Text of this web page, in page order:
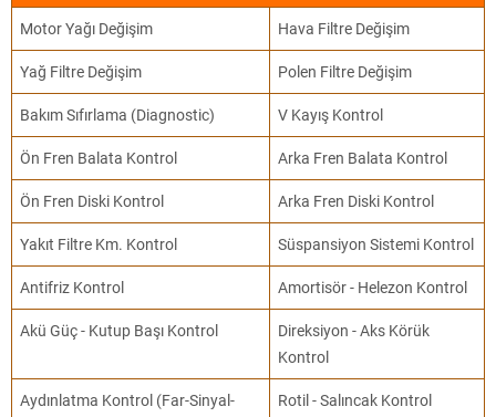
Motor Yağı Değişim Hava Filtre Değişim
Yağ Filtre Değişim Polen Filtre Değişim
Bakım Sıfırlama (Diagnostic) V Kayış Kontrol
Ön Fren Balata Kontrol Arka Fren Balata Kontrol
Ön Fren Diski Kontrol Arka Fren Diski Kontrol
Yakıt Filtre Km. Kontrol Süspansiyon Sistemi Kontrol
Antifriz Kontrol Amortisör - Helezon Kontrol
Akü Güç - Kutup Başı Kontrol
Direksiyon - Aks Körük
Kontrol
Aydınlatma Kontrol (Far-Sinyal-
Rotil - Salıncak Kontrol